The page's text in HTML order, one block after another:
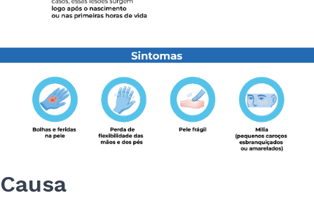
Causa